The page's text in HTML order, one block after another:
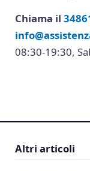
Chiama il
08:30-19:30,
Altri articoli